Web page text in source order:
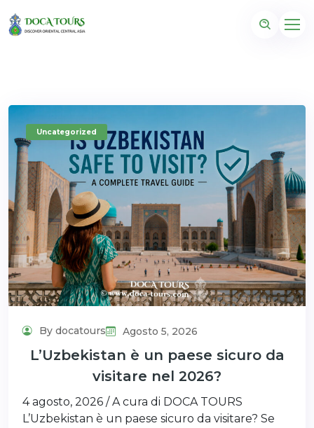
Uncategorized
By docatours Agosto 5, 2026
L’Uzbekistan è un paese sicuro da
visitare nel 2026?
4 agosto, 2026 / A cura di DOCA TOURS
L’Uzbekistan è un paese sicuro da visitare? Se